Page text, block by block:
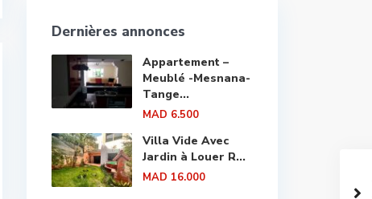
Dernières annonces
Appartement –
Meublé -Mesnana-
Tange...
MAD 6.500
Villa Vide Avec
Jardin à Louer R...
MAD 16.000